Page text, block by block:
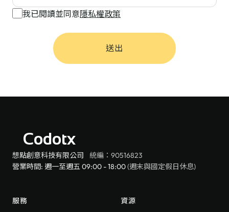
我已閱讀並同意隱私權政策
送出
Codotx
想點創意科技有限公司
統編：90516823
營業時間: 週一至週五 09:00 - 18:00(週末與國定假日休息)
服務 資源